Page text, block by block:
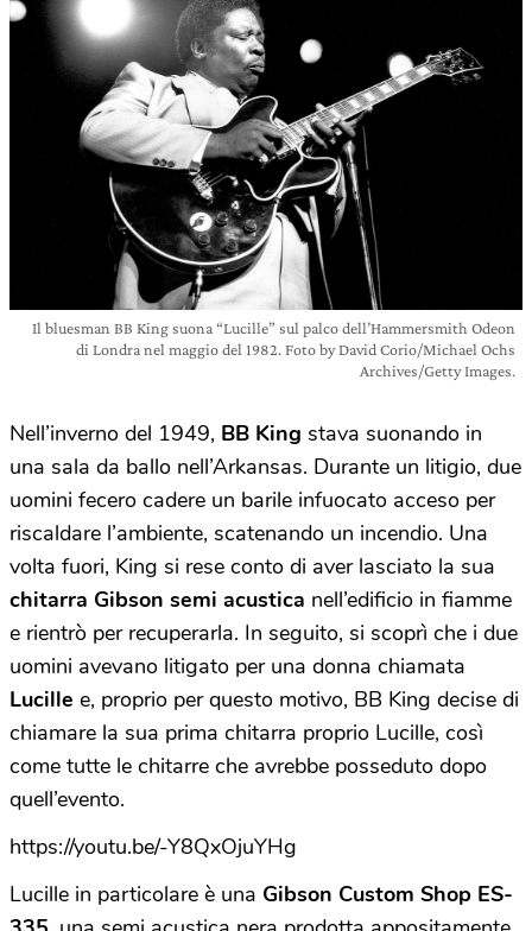
Il bluesman BB King suona “Lucille” sul palco dell’Hammersmith Odeon
di Londra nel maggio del 1982. Foto by David Corio/Michael Ochs
Archives/Getty Images.
Nell’inverno del 1949, BB King stava suonando in
una sala da ballo nell’Arkansas. Durante un litigio, due
uomini fecero cadere un barile infuocato acceso per
riscaldare l’ambiente, scatenando un incendio. Una
volta fuori, King si rese conto di aver lasciato la sua
chitarra Gibson semi acustica nell’edificio in fiamme
e rientrò per recuperarla. In seguito, si scoprì che i due
uomini avevano litigato per una donna chiamata
Lucille e, proprio per questo motivo, BB King decise di
chiamare la sua prima chitarra proprio Lucille, così
come tutte le chitarre che avrebbe posseduto dopo
quell’evento.
https://youtu.be/-Y8QxOjuYHg
Lucille in particolare è una Gibson Custom Shop ES-